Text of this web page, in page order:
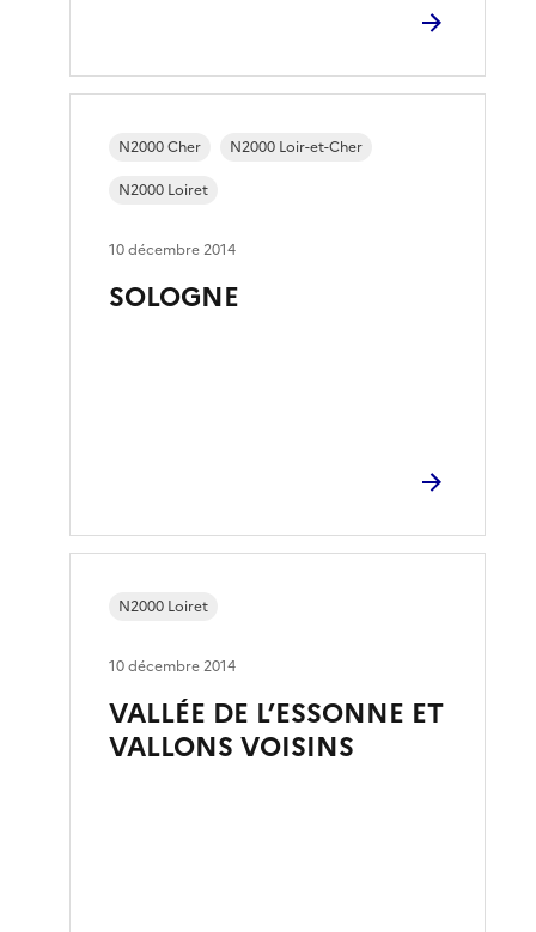
SOLOGNE
N2000 Cher
N2000 Loir-et-Cher
N2000 Loiret
10 décembre 2014
VALLÉE DE L’ESSONNE ET
VALLONS VOISINS
N2000 Loiret
10 décembre 2014